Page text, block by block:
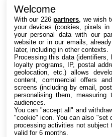
Intéressant ?
Welcome
With our 226partners , we wish
your devices (cookies, pixels
your personal data with our
website or in our emails,
later, including in other contexts.
Processing this data (identifiers,
loyalty programs, IP, postal
geolocation, etc.) allows
content, commercial offers
screens (including by email,
personalising them, measuring
audiences.
You can "accept all" and
"cookie" icon. You can also "set
processing activities not
valid for 6 months.